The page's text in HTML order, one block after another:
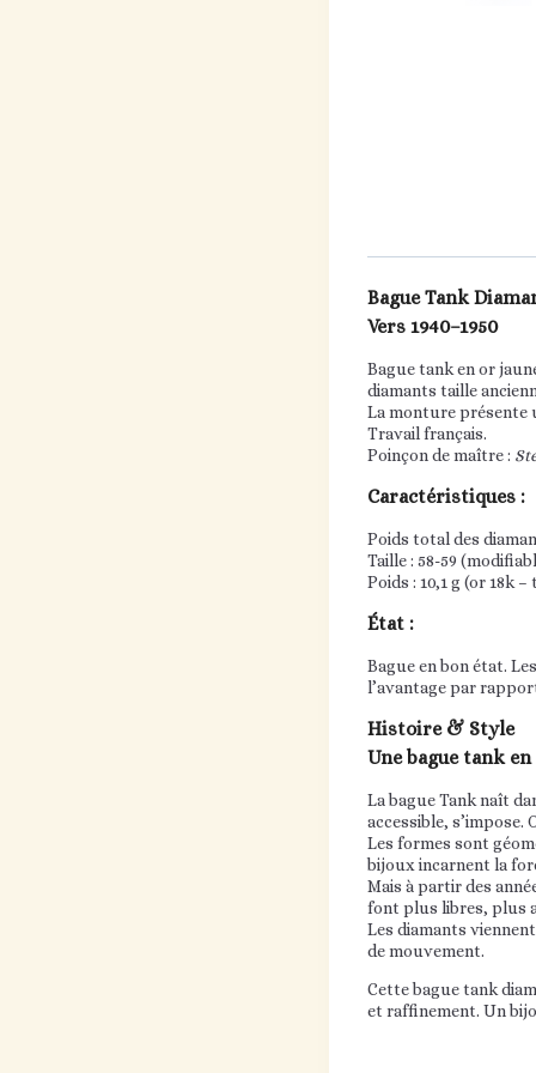
Bague Tank
Vers 1940–1950
Bague tank en or
diamants taille
La monture présente
Travail français.
Poinçon de maître :
Caractéristiques :
Poids total des
Taille : 58-59
Poids : 10,1 g (or 18k –
État :
Bague en bon état.
l’avantage par
Histoire & Style
Une bague tank
La bague Tank naît
accessible,
Les formes sont
bijoux incarnent la
Mais à partir des
font plus libres, plus
Les diamants
de mouvement.
Cette bague tank
et raffinement. Un